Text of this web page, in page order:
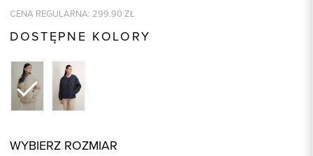
CENA REGULARNA: 299.90 ZŁ
DOSTĘPNE KOLORY
WYBIERZ ROZMIAR